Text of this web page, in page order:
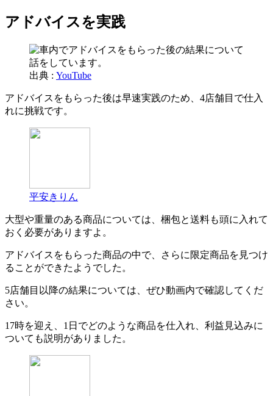
アドバイスを実践
出典 : YouTube
アドバイスをもらった後は早速実践のため、4店舗目で仕入
れに挑戦です。
平安きりん
大型や重量のある商品については、梱包と送料も頭に入れて
おく必要がありますよ。
アドバイスをもらった商品の中で、さらに限定商品を見つけ
ることができたようでした。
5店舗目以降の結果については、ぜひ動画内で確認してくだ
さい。
17時を迎え、1日でどのような商品を仕入れ、利益見込みに
ついても説明がありました。